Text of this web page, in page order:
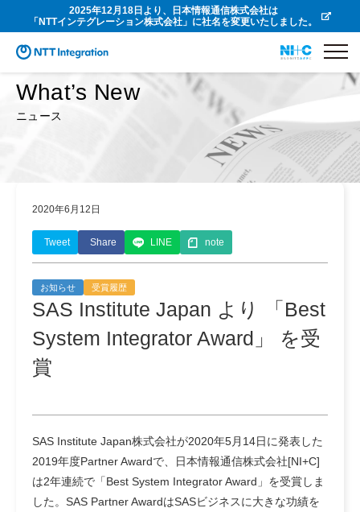
2025年12月18日より、日本情報通信株式会社は
「NTTインテグレーション株式会社」に社名を変更いたしました。
What’s New
ニュース
2020年6月12日
Tweet Share LINE note
お知らせ 受賞履歴
SAS Institute Japan より 「Best
System Integrator Award」 を受
賞
SAS Institute Japan株式会社が2020年5月14日に発表した
2019年度Partner Awardで、日本情報通信株式会社[NI+C]
は2年連続で「Best System Integrator Award」を受賞しま
した。SAS Partner AwardはSASビジネスに大きな功績を